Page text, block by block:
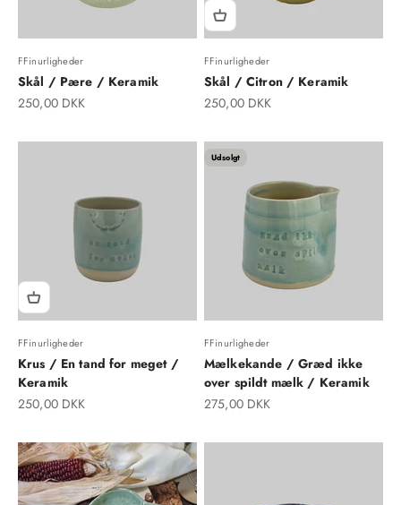
FFinurligheder
Skål / Pære / Keramik
Salgspris
250,00 DKK
FFinurligheder
Skål / Citron / Keramik
Salgspris
250,00 DKK
FFinurligheder
Krus / En tand for meget /
Keramik
Salgspris
250,00 DKK
Udsolgt
FFinurligheder
Mælkekande / Græd ikke
over spildt mælk / Keramik
Salgspris
275,00 DKK